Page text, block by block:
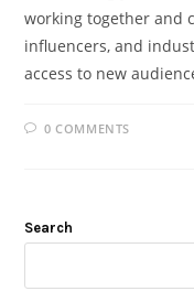
working together and
influencers, and
access to new
0 COMMENTS
Search